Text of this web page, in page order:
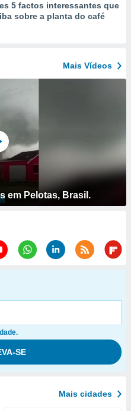
5 factos interessantes que
sobre a planta do café
Mais Vídeos
em Pelotas, Brasil.
Mais cidades